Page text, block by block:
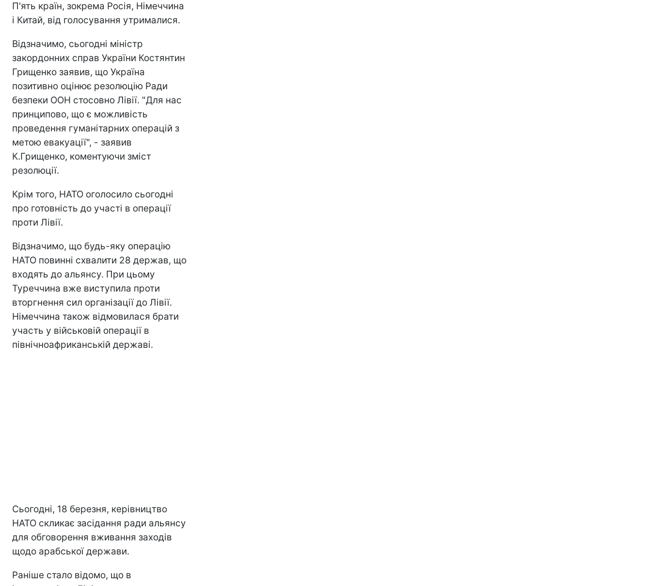
П'ять країн, зокрема Росія, Німеччина
і Китай, від голосування утрималися.
Відзначимо, сьогодні міністр
закордонних справ України Костянтин
Грищенко заявив, що Україна
позитивно оцінює резолюцію Ради
безпеки ООН стосовно Лівії. "Для нас
принципово, що є можливість
проведення гуманітарних операцій з
метою евакуації", - заявив
К.Грищенко, коментуючи зміст
резолюції.
Крім того, НАТО оголосило сьогодні
про готовність до участі в операції
проти Лівії.
Відзначимо, що будь-яку операцію
НАТО повинні схвалити 28 держав, що
входять до альянсу. При цьому
Туреччина вже виступила проти
вторгнення сил організації до Лівії.
Німеччина також відмовилася брати
участь у військовій операції в
північноафриканській державі.
Сьогодні, 18 березня, керівництво
НАТО скликає засідання ради альянсу
для обговорення вживання заходів
щодо арабської держави.
Раніше стало відомо, що в